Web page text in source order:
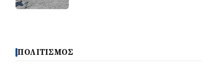
ΠΟΛΙΤΙΣΜΟΣ